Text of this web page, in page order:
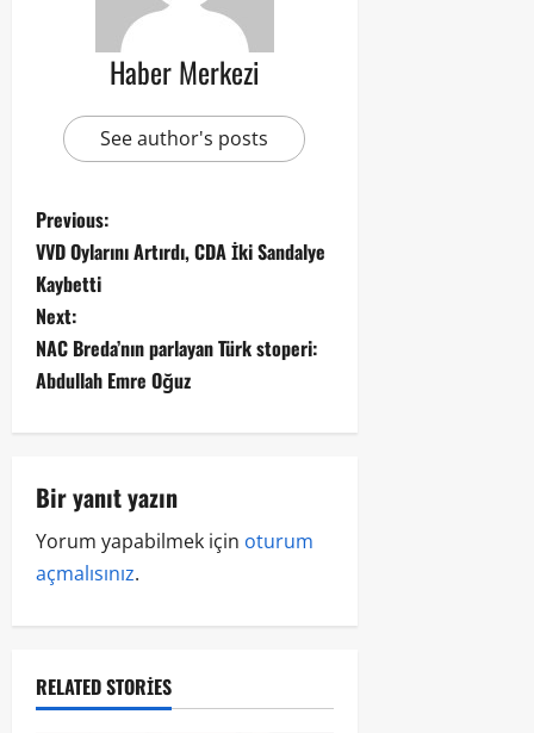
Haber Merkezi
See author's posts
Previous:
VVD Oylarını Artırdı, CDA İki Sandalye
Kaybetti
Next:
NAC Breda’nın parlayan Türk stoperi:
Abdullah Emre Oğuz
Bir yanıt yazın
Yorum yapabilmek için oturum
açmalısınız.
RELATED STORIES